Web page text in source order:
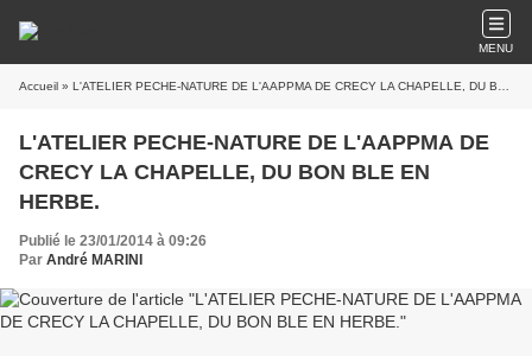
MENU
Accueil » L'ATELIER PECHE-NATURE DE L'AAPPMA DE CRECY LA CHAPELLE, DU BON BLE EN HERBE.
L'ATELIER PECHE-NATURE DE L'AAPPMA DE
CRECY LA CHAPELLE, DU BON BLE EN
HERBE.
Publié le 23/01/2014 à 09:26
Par André MARINI